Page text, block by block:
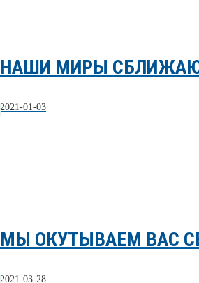
НАШИ МИРЫ
2021-01-03
МЫ ОКУТЫВАЕМ ВАС
2021-03-28